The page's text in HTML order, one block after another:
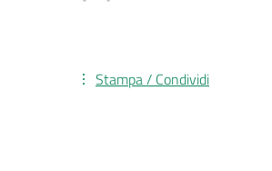
Stampa / Condividi